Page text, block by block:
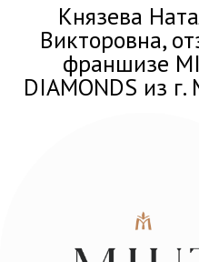
Князева
Викторовна,
франшизе
DIAMONDS из г.